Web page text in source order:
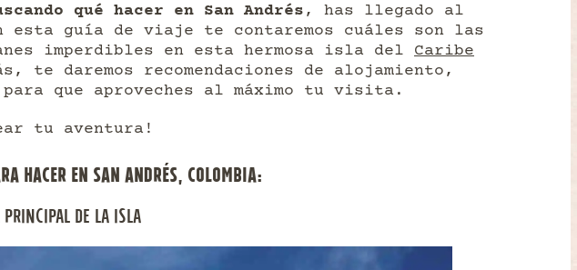
qué hacer en San Andrés , has llegado al
esta guía de viaje te contaremos cuáles son las
imperdibles en esta hermosa isla del Caribe
te daremos recomendaciones de alojamiento,
que aproveches al máximo tu visita.
tu aventura!
HACER EN SAN ANDRÉS, COLOMBIA:
DE LA ISLA